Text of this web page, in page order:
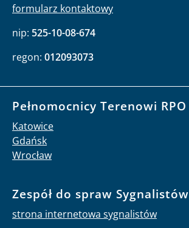
formularz kontaktowy
nip: 525-10-08-674
regon: 012093073
Pełnomocnicy Terenowi RPO
Katowice
Gdańsk
Wrocław
Zespół do spraw Sygnalistów
strona internetowa sygnalistów